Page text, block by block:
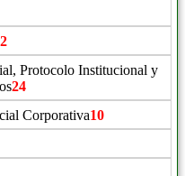
Protocolo Institucional y
24
Corporativa10